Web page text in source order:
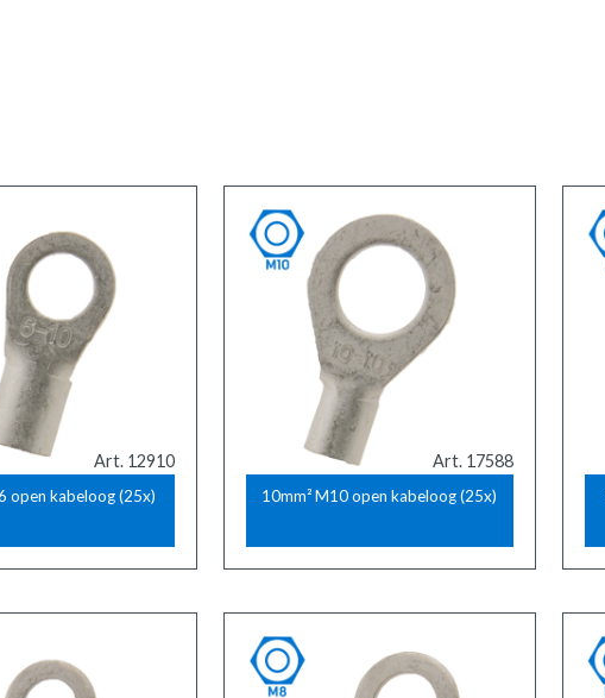
Art. 12910
open kabeloog (25x)
Art. 17588
10mm² M10 open kabeloog (25x)